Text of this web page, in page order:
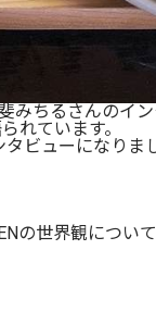
ちるさんのイン
れています。
ビューになりま
の世界観につい